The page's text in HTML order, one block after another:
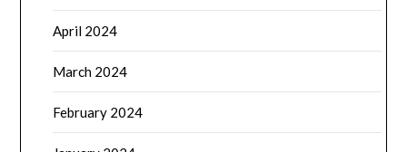
April 2024
March 2024
February 2024